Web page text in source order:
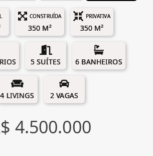
CONSTRUÍDA
350 M²
PRIVATIVA
350 M²
5 SUÍTES 6 BANHEIROS
4 LIVINGS 2 VAGAS
4.500.000